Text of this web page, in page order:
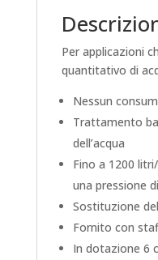
Per applicazioni
quantitativo di
Nessun
Trattamento
dell’acqua
Fino a 1200
una pressione
Sostituzione
Fornito con
In dotazione 6